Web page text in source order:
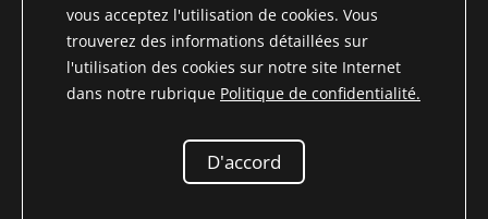
2026 Niemöller
* Tous les prix incluent la TVA pour le Pays non membre de
et les frais de livraison contre
remboursement, sauf indication contraire
vous acceptez l'utilisation de cookies. Vous
trouverez des informations détaillées sur
l'utilisation des cookies sur notre site Internet
dans notre rubrique Politique de confidentialité.
D'accord